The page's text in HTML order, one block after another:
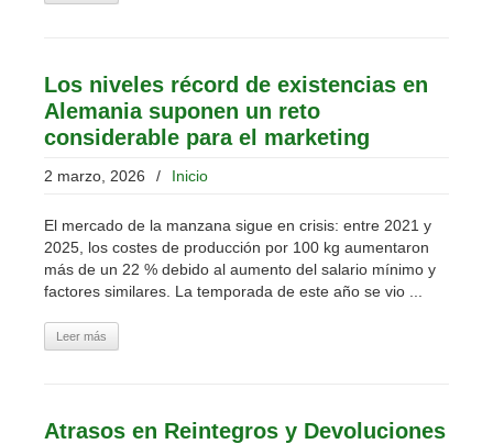
Los niveles récord de existencias en
Alemania suponen un reto
considerable para el marketing
2 marzo, 2026 / Inicio
El mercado de la manzana sigue en crisis: entre 2021 y
2025, los costes de producción por 100 kg aumentaron
más de un 22 % debido al aumento del salario mínimo y
factores similares. La temporada de este año se vio ...
Leer más
Atrasos en Reintegros y Devoluciones